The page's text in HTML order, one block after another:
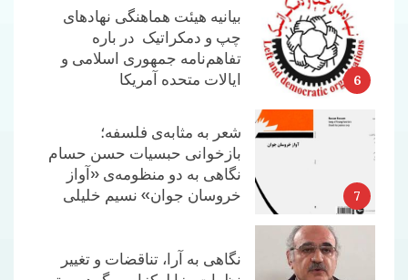
7
شعر به مثابه‌ی فلسفه؛
بازخوانی حبسیات حسن حسام
نگاهی به دو منظومه‌ی «آواز
خروسان جوان» نسیم خلیلی
1
نگاهی به آرا، تناقضات و تغییر
نظرات رزا لوکزامبورگ در پرتو
“یادداشت‌های انقلاب روسیه”
کارزار نه به اعدام در لندن :
تحصن در میدان ترافالگار لندن-